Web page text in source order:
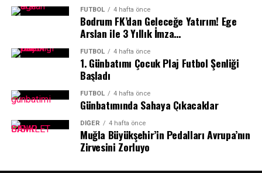
verilmesi hedefleniyor.
“Bodrum’un Takımı, Bodrum’un Gücü”
Yeni sezona güçlü bir başlangıç yapmayı hedefleyen
Bodrum FK’ya verilen bu ortak destek, yeşil-beyazlı
kulübün yalnızca sahada değil, kentin tüm dinamikleri
tarafından da sahiplenildiğini bir kez daha ortaya koydu.
FUTBOL 4 hafta önce
Bodrum FK’dan Geleceğe Yatırım! Ege
Arslan ile 3 Yıllık İmza…
FUTBOL 4 hafta önce
1.⁠ ⁠Günbatımı Çocuk Plaj Futbol Şenliği
Başladı
FUTBOL 4 hafta önce
Günbatımında Sahaya Çıkacaklar
DIĞER 4 hafta önce
Muğla Büyükşehir’in Pedalları Avrupa’nın
Zirvesini Zorluyo